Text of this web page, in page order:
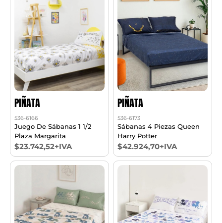
PIÑATA
536-6166
Juego De Sábanas 1 1/2
Plaza Margarita
$23.742,52+IVA
PIÑATA
536-6173
Sábanas 4 Piezas Queen
Harry Potter
$42.924,70+IVA